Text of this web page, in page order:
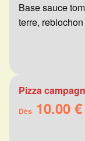
Base sauce
terre, reblochon
Pizza
Dès 10.00 €